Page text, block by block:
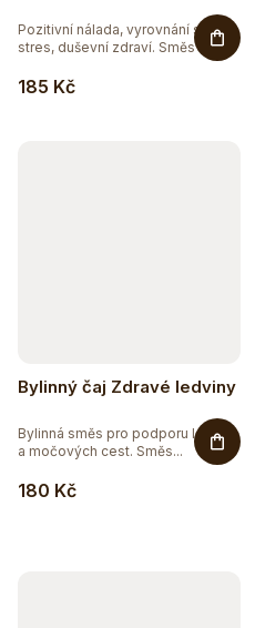
185 Kč
Pozitivní nálada, vyrovnání se
stres, duševní zdraví. Směs 7...
Bylinný čaj Zdravé ledviny
180 Kč
Bylinná směs pro podporu ledvin
a močových cest. Směs...
Hydratujte chytře 💦